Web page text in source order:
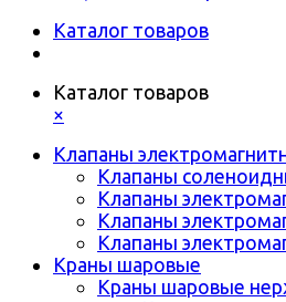
Каталог товаров
Каталог товаров
×
Клапаны
Клапаны
Клапаны
Клапаны
Клапаны
Краны шаровые
Краны шаровые